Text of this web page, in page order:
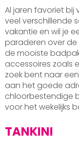
Al jaren favoriet bij
veel verschillende
vakantie en wil je
paraderen over de
de mooiste
accessoires zoals
zoek bent naar
aan het goede
chloorbestendige
voor het wekelijks
TANKINI